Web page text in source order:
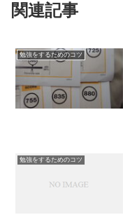
関連記事
勉強をするためのコツ
勉強をするためのコツ